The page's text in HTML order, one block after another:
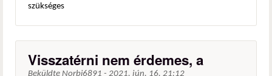
szükséges
Visszatérni nem érdemes, a
Beküldte Norbi6891 - 2021. jún. 16. 21:12